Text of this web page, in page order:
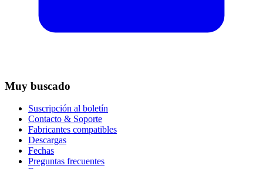
Muy buscado
Suscripción al boletín
Contacto & Soporte
Fabricantes compatibles
Descargas
Fechas
Preguntas frecuentes